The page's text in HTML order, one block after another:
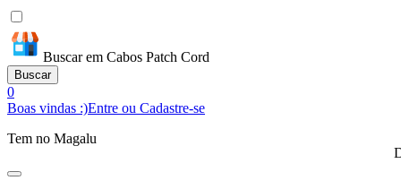
Buscar em Cabos Patch Cord
Buscar
0
Boas vindas :)Entre ou Cadastre-se
Tem no Magalu